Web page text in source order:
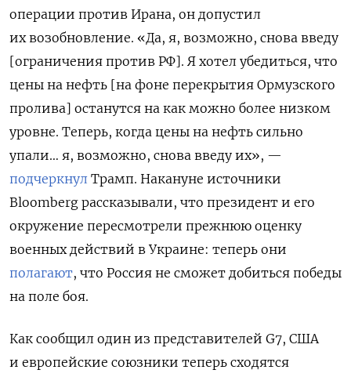
операции против Ирана, он допустил
их возобновление. «Да, я, возможно, снова введу
[ограничения против РФ]. Я хотел убедиться, что
цены на нефть [на фоне перекрытия Ормузского
пролива] останутся на как можно более низком
уровне. Теперь, когда цены на нефть сильно
упали… я, возможно, снова введу их», —
подчеркнул Трамп. Накануне источники
Bloomberg рассказывали, что президент и его
окружение пересмотрели прежнюю оценку
военных действий в Украине: теперь они
полагают, что Россия не сможет добиться победы
на поле боя.
Как сообщил один из представителей G7, США
и европейские союзники теперь сходятся